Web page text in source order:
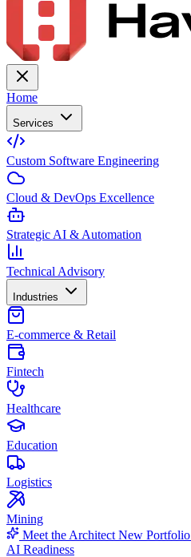
Home
Services
Custom Software Engineering
Cloud & DevOps Excellence
Strategic AI & Automation
Technical Advisory
Industries
E-commerce & Retail
Fintech
Healthcare
Education
Logistics
Mining
Meet the Architect New Portfolio
AI Readiness